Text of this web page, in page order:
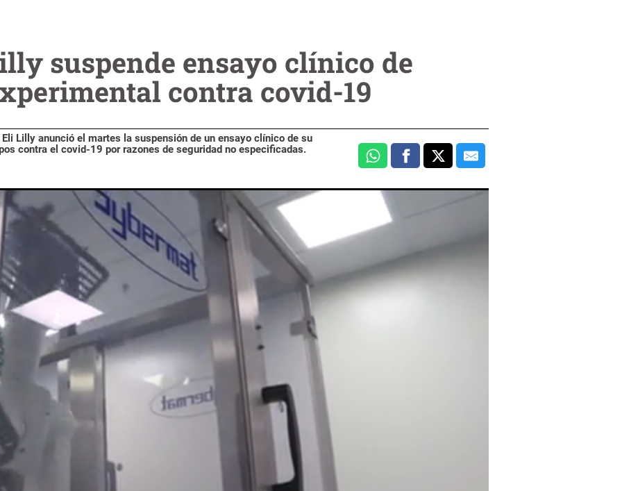
suspende ensayo clínico de
contra covid-19
Lilly anunció el martes la suspensión de un ensayo clínico de su
contra el covid-19 por razones de seguridad no especificadas.